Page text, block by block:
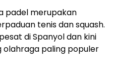
padel merupakan
tenis dan squash.
di Spanyol dan kini
olahraga paling populer